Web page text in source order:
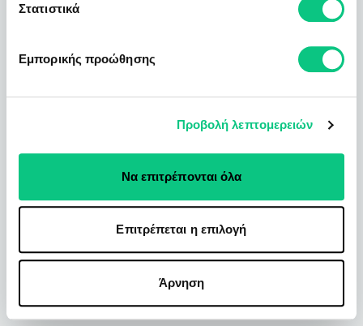
Στατιστικά
Εμπορικής προώθησης
Προβολή λεπτομερειών
Να επιτρέπονται όλα
Επιτρέπεται η επιλογή
Άρνηση